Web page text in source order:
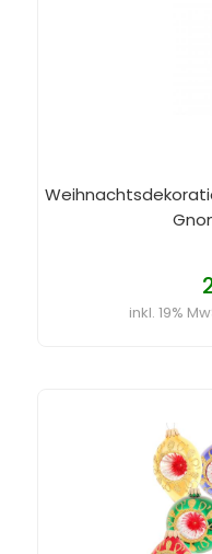
inkl. 19%